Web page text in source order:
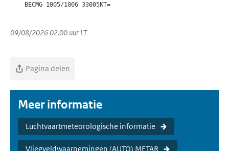
    BECMG 1005/1006 33005KT=
09/08/2026 02.00 uur LT
Pagina delen
Meer informatie
Luchtvaartmeteorologische informatie
Vliegveldwaarnemingen (AUTO) METAR